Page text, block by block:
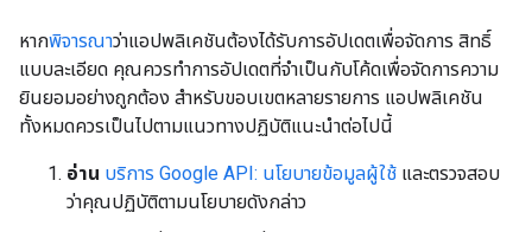
หากพิจารณาว่าแอปพลิเคชันต้องได้รับการอัปเดตเพื่อจัดการ สิทธิ์
แบบละเอียด คุณควรทำการอัปเดตที่จำเป็นกับโค้ดเพื่อจัดการความ
ยินยอมอย่างถูกต้อง สำหรับขอบเขตหลายรายการ แอปพลิเคชัน
ทั้งหมดควรเป็นไปตามแนวทางปฏิบัติแนะนำต่อไปนี้
อ่าน บริการ Google API: นโยบายข้อมูลผู้ใช้ และตรวจสอบ
ว่าคุณปฏิบัติตามนโยบายดังกล่าว